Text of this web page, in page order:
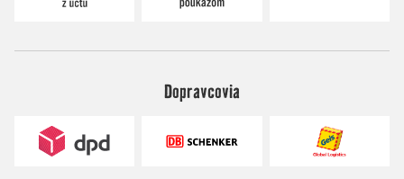
Dopravcovia